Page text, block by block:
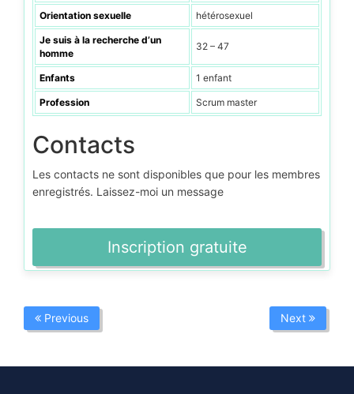
Orientation sexuelle hétérosexuel
Je suis à la recherche d’un
homme
32 – 47
Enfants 1 enfant
Profession Scrum master
Contacts
Les contacts ne sont disponibles que pour les membres
enregistrés. Laissez-moi un message
Inscription gratuite
Previous Next